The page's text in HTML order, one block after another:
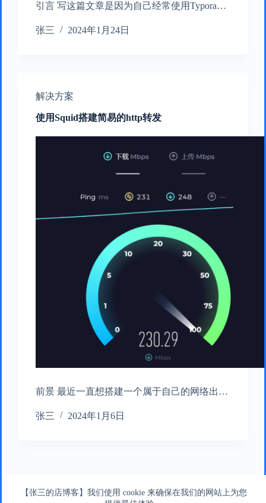
【张三的店博客】我们使用 cookie 来确保在我们的网站上为您
引言 写这篇文章是因为自己经常使用Typora…
张三 2024年1月24日
解决方案
使用Squid搭建简易的http转发
前景 最近一直想搭建一个属于自己的网络出…
张三 2024年1月6日
上一个